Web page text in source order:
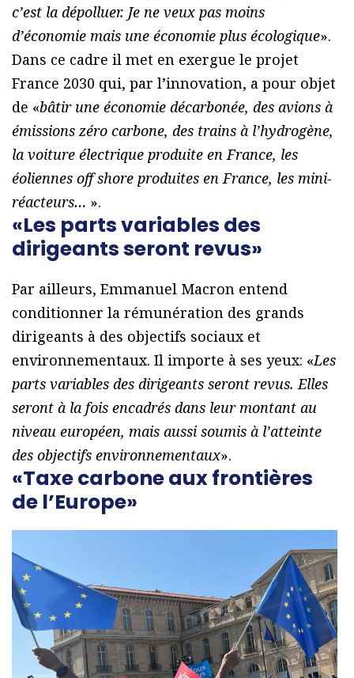
c’est la dépolluer. Je ne veux pas moins
d’économie mais une économie plus écologique».
Dans ce cadre il met en exergue le projet
France 2030 qui, par l’innovation, a pour objet
de «bâtir une économie décarbonée, des avions à
émissions zéro carbone, des trains à l’hydrogène,
la voiture électrique produite en France, les
éoliennes off shore produites en France, les mini-
réacteurs… ».
«Les parts variables des
dirigeants seront revus»
Par ailleurs, Emmanuel Macron entend
conditionner la rémunération des grands
dirigeants à des objectifs sociaux et
environnementaux. Il importe à ses yeux: «Les
parts variables des dirigeants seront revus. Elles
seront à la fois encadrés dans leur montant au
niveau européen, mais aussi soumis à l’atteinte
des objectifs environnementaux».
«Taxe carbone aux frontières
de l’Europe»